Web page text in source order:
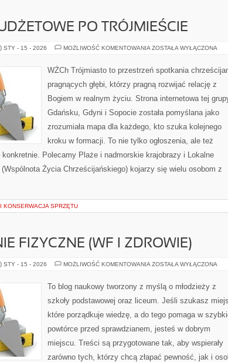
PO TRÓJMIEŚCIE
STY - 15 - 2026 MOŻLIWOŚĆ KOMENTOWANIA PODRÓŻE
TRÓJMIEŚCIE
ZOSTAŁA WYŁĄCZONA
WŻCh Trójmiasto to przestrzeń spotkania
pragnących głębi, którzy pragną rozwijać relację z
Bogiem w realnym życiu. Strona internetowa tej
Gdańsku, Gdyni i Sopocie została pomyślana jako
zrozumiała mapa dla każdego, kto szuka kolejnego
kroku w formacji. To nie tylko ogłoszenia, ale też
Polecamy Plaże i nadmorskie krajobrazy i Lokalne
Życia Chrześcijańskiego) kojarzy się wielu osobom z
KONSERWACJA SPRZĘTU
FIZYCZNE (WF I ZDROWIE)
STY - 15 - 2026 MOŻLIWOŚĆ KOMENTOWANIA WYCHOWANIE
ZDROWIE)
ZOSTAŁA WYŁĄCZONA
To blog naukowy tworzony z myślą o młodzieży z
szkoły podstawowej oraz liceum. Jeśli szukasz
które porządkuje wiedzę, a do tego pomaga w
powtórce przed sprawdzianem, jesteś w dobrym
miejscu. Treści są przygotowane tak, aby wspierały
zarówno tych, którzy chcą złapać pewność, jak i